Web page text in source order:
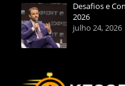
Desafios e
2026
julho 24, 2026